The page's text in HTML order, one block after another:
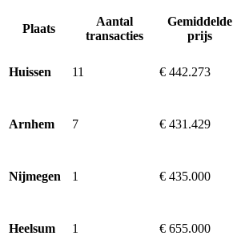
Plaats
Aantal
transacties
Gemiddelde
prijs
Huissen 11 € 442.273
Arnhem 7 € 431.429
Nijmegen 1 € 435.000
Heelsum 1 € 655.000